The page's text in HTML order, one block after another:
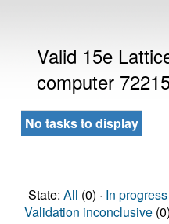
Valid 15e
computer
No tasks to display
State: All (0) · In progress
Validation inconclusive